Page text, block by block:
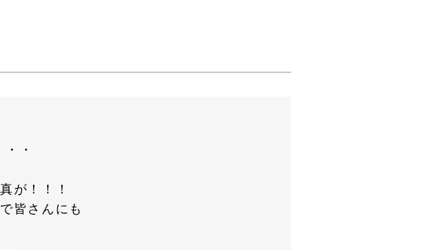
・
が！！！
皆さんにも